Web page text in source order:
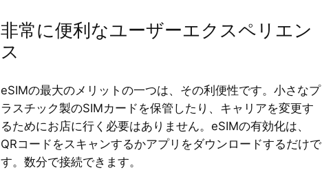
非常に便利なユーザーエクスペリエン
ス
eSIMの最大のメリットの一つは、その利便性です。小さなプ
ラスチック製のSIMカードを保管したり、キャリアを変更す
るためにお店に行く必要はありません。eSIMの有効化は、
QRコードをスキャンするかアプリをダウンロードするだけで
す。数分で接続できます。